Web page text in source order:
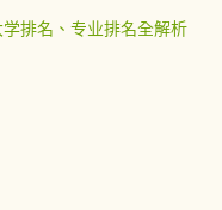
排名、专业排名全解析